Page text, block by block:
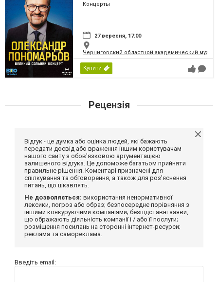
Концерты
27 вересня, 17:00
Черниговский областной академический
Купити
Рецензія
Відгук - це думка або оцінка людей, які бажають
передати досвід або враження іншим користувачам
нашого сайту з обов'язковою аргументацією
залишеного відгука. Це допоможе багатьом прийняти
правильне рішення. Коментарі призначені для
спілкування та обговорення, а також для роз'яснення
питань, що цікавлять.
Не дозволяється: використання ненормативної
лексики, погроз або образ; безпосереднє порівняння з
іншими конкуруючими компаніями; безпідставні заяви,
що ображають діяльність компанії і / або її послуги;
розміщення посилань на сторонні інтернет-ресурси;
реклама та самореклама.
Введіть email: